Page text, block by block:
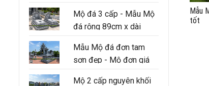
Mẫu
tốt
Mộ đá 3 cấp - Mẫu Mộ
đá rộng 89cm x dài
Mẫu Mộ đá đơn tam
sơn đẹp - Mộ đơn giá
Mộ 2 cấp nguyên khối